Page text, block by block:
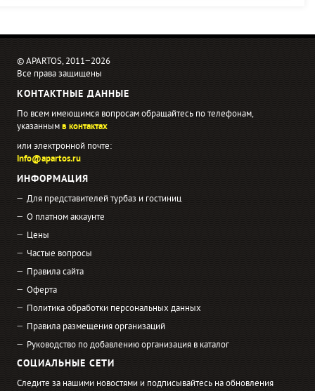
© APARTOS, 2011−2026
Все права защищены
КОНТАКТНЫЕ ДАННЫЕ
По всем имеющимся вопросам обращайтесь по телефонам,
указаннымв контактах
или электронной почте:
info@apartos.ru
ИНФОРМАЦИЯ
Для представителей турбаз и гостиниц
О платном аккаунте
Цены
Частые вопросы
Правила сайта
Оферта
Политика обработки персональных данных
Правила размещения организаций
Руководство по добавлению организация в каталог
СОЦИАЛЬНЫЕ СЕТИ
Следите за нашими новостями и подписывайтесь на обновления